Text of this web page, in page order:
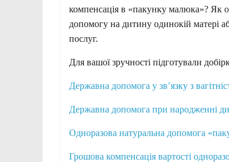
компенсація в «пакунку малюка»? Як
допомогу на дитину одинокій матері
послуг.
Для вашої зручності підготували
Державна допомога у зв’язку з
Державна допомога при народженні
Одноразова натуральна допомога
Грошова компенсація вартості